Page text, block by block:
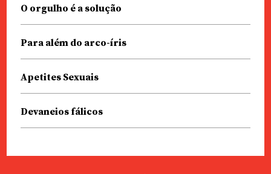
O orgulho é a solução
Para além do arco-íris
Apetites Sexuais
Devaneios fálicos